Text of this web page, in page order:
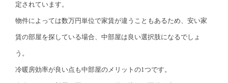
定されています。
物件によっては数万円単位で家賃が違うこともあるため、安い家
賃の部屋を探している場合、中部屋は良い選択肢になるでしょ
う。
冷暖房効率が良い点も中部屋のメリットの1つです。